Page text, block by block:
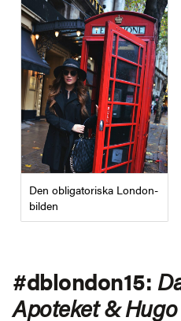
Den obligatoriska London-
bilden
#dblondon15:
Apoteket &